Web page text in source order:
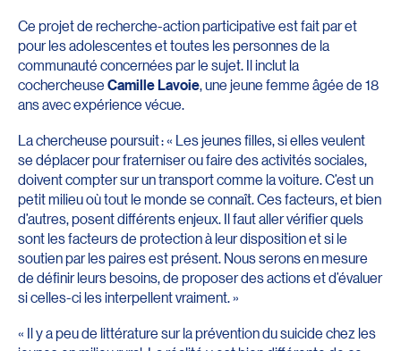
Ce projet de recherche-action participative est fait par et
pour les adolescentes et toutes les personnes de la
communauté concernées par le sujet. Il inclut la
cochercheuseCamille Lavoie, une jeune femme âgée de 18
ans avec expérience vécue.
La chercheuse poursuit : « Les jeunes filles, si elles veulent
se déplacer pour fraterniser ou faire des activités sociales,
doivent compter sur un transport comme la voiture. C’est un
petit milieu où tout le monde se connaît. Ces facteurs, et bien
d’autres, posent différents enjeux. Il faut aller vérifier quels
sont les facteurs de protection à leur disposition et si le
soutien par les paires est présent. Nous serons en mesure
de définir leurs besoins, de proposer des actions et d’évaluer
si celles-ci les interpellent vraiment. »
« Il y a peu de littérature sur la prévention du suicide chez les